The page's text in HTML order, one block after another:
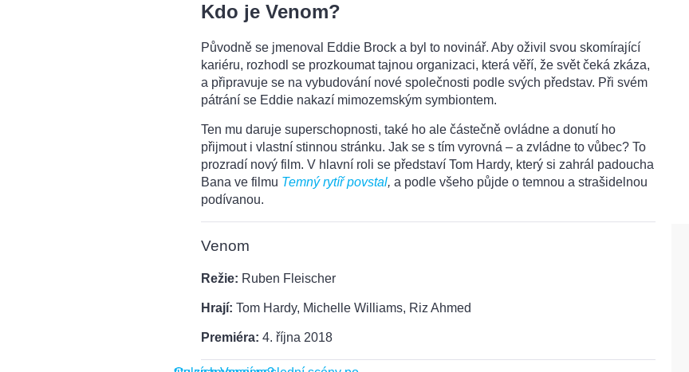
Kdo je Venom?
Původně se jmenoval Eddie Brock a byl to novinář. Aby oživil svou skomírající
kariéru, rozhodl se prozkoumat tajnou organizaci, která věří, že svět čeká zkáza,
a připravuje se na vybudování nové společnosti podle svých představ. Při svém
pátrání se Eddie nakazí mimozemským symbiontem.
Ten mu daruje superschopnosti, také ho ale částečně ovládne a donutí ho
přijmout i vlastní stinnou stránku. Jak se s tím vyrovná – a zvládne to vůbec? To
prozradí nový film. V hlavní roli se představí Tom Hardy, který si zahrál padoucha
Bana ve filmu Temný rytíř povstal, a podle všeho půjde o temnou a strašidelnou
podívanou.
Venom
Režie: Ruben Fleischer
Hrají: Tom Hardy, Michelle Williams, Riz Ahmed
Premiéra: 4. října 2018